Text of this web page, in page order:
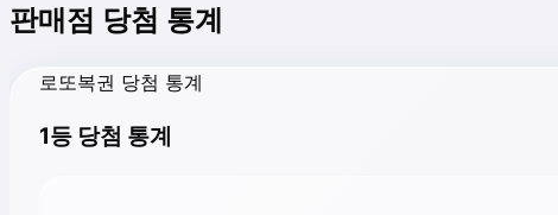
판매점 당첨 통계
로또복권 당첨 통계
1등 당첨 통계